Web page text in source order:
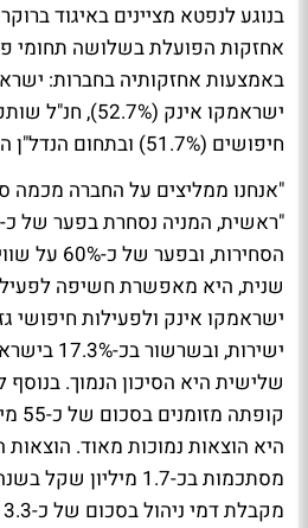
בנוגע לנפטא מציינים באיגוד
אחזקות הפועלת בשלושה תחומי
חיפושים (51.7%) ובתחום הנדל"ן המניב והמלונאות.
"אנחנו ממליצים על החברה מכמה
הסחירות,
שנית, היא מאפשרת חשיפה
ישראמקו אינק ולפעילות חיפושי
שלישית היא הסיכון הנמוך. בנוסף
היא הוצאות נמוכות מאוד. הוצאות
מסתכמות בכ-1.7
מקבלת דמי ניהול בסכום של כ-3.3 מיליון שקל בשנה".